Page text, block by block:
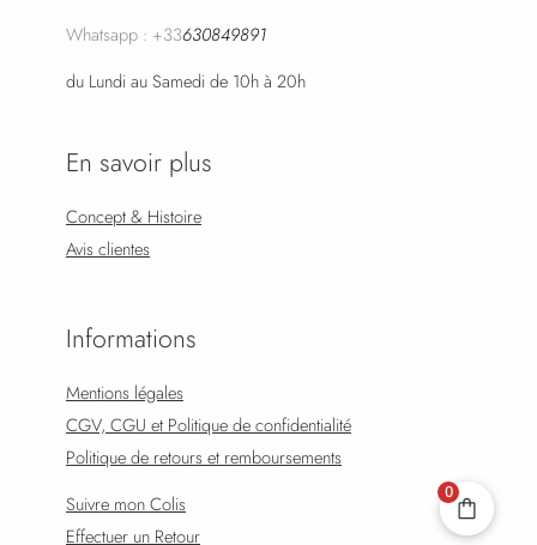
Whatsapp : +33630849891
du Lundi au Samedi de 10h à 20h
En savoir plus
Concept & Histoire
Avis clientes
Informations
Mentions légales
CGV, CGU et Politique de confidentialité
Politique de retours et remboursements
Suivre mon Colis
Effectuer un Retour
0